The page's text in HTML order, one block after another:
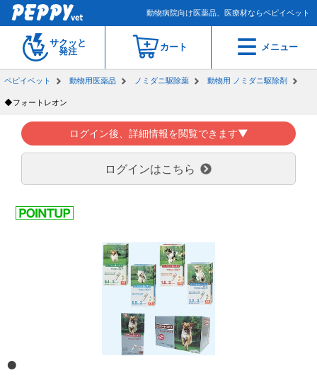
動物病院向け医薬品、医療材ならペピイベット
サクッと
発注
カート メニュー
ペピイベット 動物用医薬品 ノミダニ駆除薬 動物用 ノミダニ駆除剤
◆フォートレオン
ログイン後、詳細情報を閲覧できます▼
ログインはこちら